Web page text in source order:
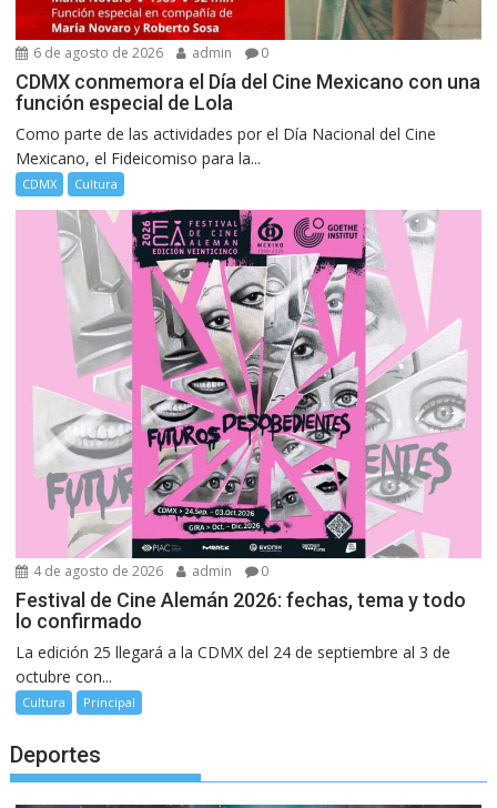
6 de agosto de 2026 admin 0
CDMX conmemora el Día del Cine Mexicano con una
función especial de Lola
Como parte de las actividades por el Día Nacional del Cine
Mexicano, el Fideicomiso para la...
CDMX Cultura
4 de agosto de 2026 admin 0
Festival de Cine Alemán 2026: fechas, tema y todo
lo confirmado
La edición 25 llegará a la CDMX del 24 de septiembre al 3 de
octubre con...
Cultura Principal
Deportes